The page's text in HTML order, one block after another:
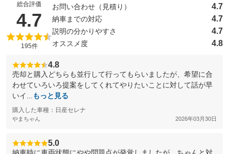
総合評価
4.7 （5点満点中）
195件
お問い合わせ（見積り） 4.7
納車までの対応 4.7
説明の分かりやすさ 4.7
オススメ度 4.8
4.8
売却と購入どちらも並行して行ってもらいましたが、希望に合
わせていろいろ提案をしてくれてやりたいことに対して話が早
いイ...
もっと見る
購入した車種：日産セレナ
やまちゃん 2026年03月30日
5.0